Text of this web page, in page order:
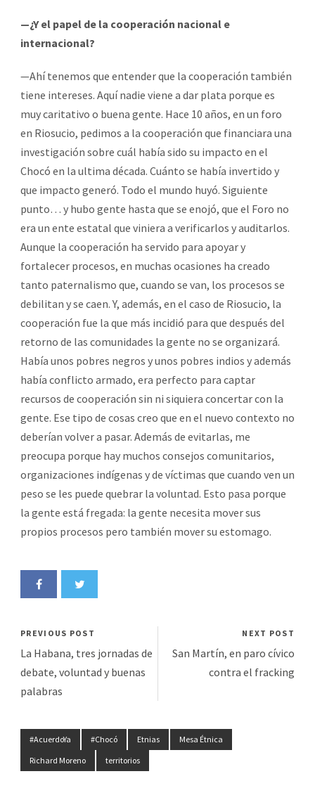
—¿Y el papel de la cooperación nacional e
internacional?
—Ahí tenemos que entender que la cooperación también
tiene intereses. Aquí nadie viene a dar plata porque es
muy caritativo o buena gente. Hace 10 años, en un foro
en Riosucio, pedimos a la cooperación que financiara una
investigación sobre cuál había sido su impacto en el
Chocó en la ultima década. Cuánto se había invertido y
que impacto generó. Todo el mundo huyó. Siguiente
punto… y hubo gente hasta que se enojó, que el Foro no
era un ente estatal que viniera a verificarlos y auditarlos.
Aunque la cooperación ha servido para apoyar y
fortalecer procesos, en muchas ocasiones ha creado
tanto paternalismo que, cuando se van, los procesos se
debilitan y se caen. Y, además, en el caso de Riosucio, la
cooperación fue la que más incidió para que después del
retorno de las comunidades la gente no se organizará.
Había unos pobres negros y unos pobres indios y además
había conflicto armado, era perfecto para captar
recursos de cooperación sin ni siquiera concertar con la
gente. Ese tipo de cosas creo que en el nuevo contexto no
deberían volver a pasar. Además de evitarlas, me
preocupa porque hay muchos consejos comunitarios,
organizaciones indígenas y de víctimas que cuando ven un
peso se les puede quebrar la voluntad. Esto pasa porque
la gente está fregada: la gente necesita mover sus
propios procesos pero también mover su estomago.
PREVIOUS POST
La Habana, tres jornadas de
debate, voluntad y buenas
palabras
NEXT POST
San Martín, en paro cívico
contra el fracking
#AcuerdoYa #Chocó Etnias
Mesa Étnica
Richard Moreno
territorios